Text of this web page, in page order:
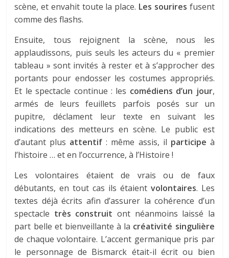
scène, et envahit toute la place. Les sourires fusent
comme des flashs.
Ensuite, tous rejoignent la scène, nous les
applaudissons, puis seuls les acteurs du « premier
tableau » sont invités à rester et à s’approcher des
portants pour endosser les costumes appropriés.
Et le spectacle continue : les comédiens d’un jour,
armés de leurs feuillets parfois posés sur un
pupitre, déclament leur texte en suivant les
indications des metteurs en scène. Le public est
d’autant plus attentif : même assis, il participe à
l’histoire … et en l’occurrence, à l’Histoire !
Les volontaires étaient de vrais ou de faux
débutants, en tout cas ils étaient volontaires. Les
textes déjà écrits afin d’assurer la cohérence d’un
spectacle très construit ont néanmoins laissé la
part belle et bienveillante à la créativité singulière
de chaque volontaire. L’accent germanique pris par
le personnage de Bismarck était-il écrit ou bien